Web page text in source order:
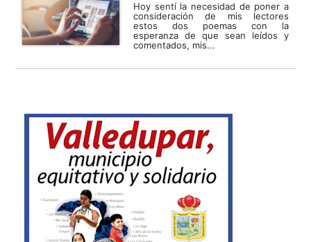
Hoy sentí la necesidad de poner a
consideración de mis lectores
estos dos poemas con la
esperanza de que sean leídos y
comentados, mis...